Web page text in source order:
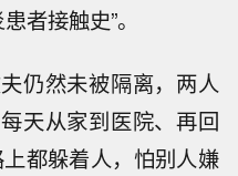
者接触史”。
仍然未被隔离，两人
天从家到医院、再回
都躲着人，怕别人嫌